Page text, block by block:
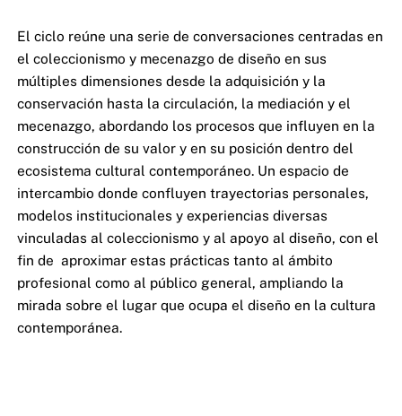
El ciclo reúne una serie de conversaciones centradas en
el coleccionismo y mecenazgo de diseño en sus
múltiples dimensiones desde la adquisición y la
conservación hasta la circulación, la mediación y el
mecenazgo, abordando los procesos que influyen en la
construcción de su valor y en su posición dentro del
ecosistema cultural contemporáneo. Un espacio de
intercambio donde confluyen trayectorias personales,
modelos institucionales y experiencias diversas
vinculadas al coleccionismo y al apoyo al diseño, con el
fin de aproximar estas prácticas tanto al ámbito
profesional como al público general, ampliando la
mirada sobre el lugar que ocupa el diseño en la cultura
contemporánea.